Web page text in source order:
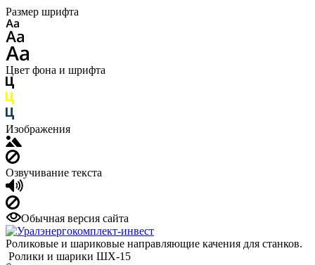
Размер шрифта
Цвет фона и шрифта
Изображения
Озвучивание текста
Обычная версия сайта
Роликовые и шариковые направляющие качения для станков.
Ролики и шарики ШХ-15